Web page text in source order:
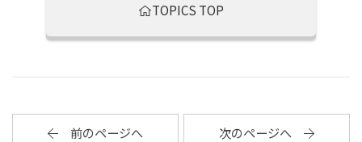
TOPICS TOP
前のページへ 次のページへ